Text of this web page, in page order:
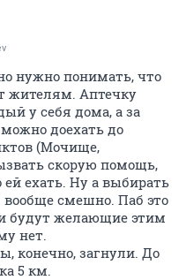
нужно понимать, что
жителям. Аптечку
у себя дома, а за
доехать до
(Мочище,
скорую помощь,
ехать. Ну а выбирать
смешно. Паб это
будут желающие этим
нет.
конечно, загнули. До
5 км.